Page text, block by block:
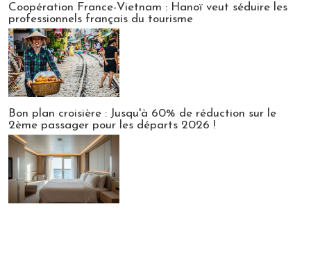
Coopération France-Vietnam : Hanoï veut séduire les
professionnels français du tourisme
Bon plan croisière : Jusqu'à 60% de réduction sur le
2ème passager pour les départs 2026 !